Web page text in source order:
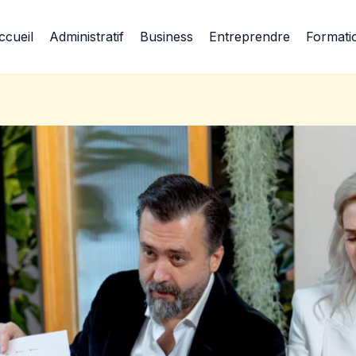
Administratif Business Entreprendre